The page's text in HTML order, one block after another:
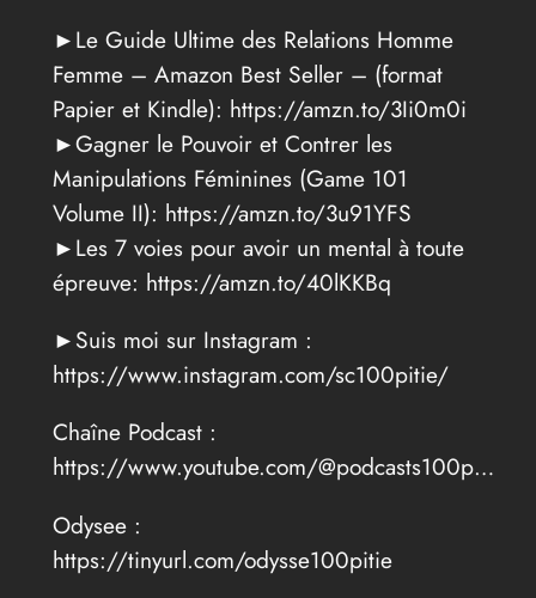
►Le Guide Ultime des Relations Homme
Femme – Amazon Best Seller – (format
Papier et Kindle): https://amzn.to/3Ii0m0i
►Gagner le Pouvoir et Contrer les
Manipulations Féminines (Game 101
Volume II): https://amzn.to/3u91YFS
►Les 7 voies pour avoir un mental à toute
épreuve: https://amzn.to/40lKKBq
►Suis moi sur Instagram :
https://www.instagram.com/sc100pitie/
Chaîne Podcast :
https://www.youtube.com/@podcasts100p…
Odysee :
https://tinyurl.com/odysse100pitie